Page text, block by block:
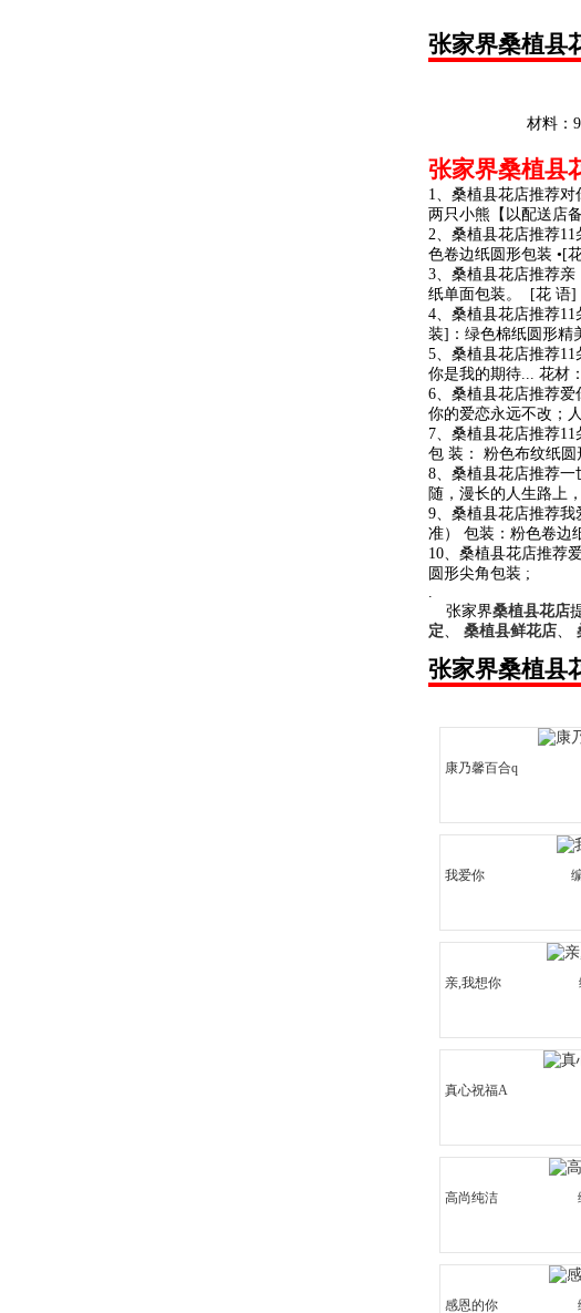
张家界桑植县
材料：
张家界桑植县
1、桑植县花店推荐
两只小熊【以配送店
2、桑植县花店推荐
色卷边纸圆形包装 •[
3、桑植县花店推荐
纸单面包装。 [花 语]
4、桑植县花店推荐
装]：绿色棉纸圆形精
5、桑植县花店推荐
你是我的期待... 花材
6、桑植县花店推荐
你的爱恋永远不改；
7、桑植县花店推荐
包 装： 粉色布纹纸
8、桑植县花店推荐
随，漫长的人生路上
9、桑植县花店推荐
准） 包装：粉色卷边
10、桑植县花店推荐
圆形尖角包装 ;
.
张家界桑植县花店
定、 桑植县鲜花店、
张家界桑植县
康乃馨百合q
我爱你
亲,我想你
真心祝福A
高尚纯洁
感恩的你